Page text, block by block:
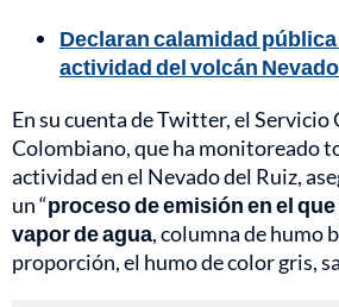
Declaran calamidad
actividad del volcán
En su cuenta de Twitter, el Servicio
Colombiano, que ha monitoreado
actividad en el Nevado del Ruiz,
un “proceso de emisión en el
vapor de agua, columna de humo
proporción, el humo de color gris,